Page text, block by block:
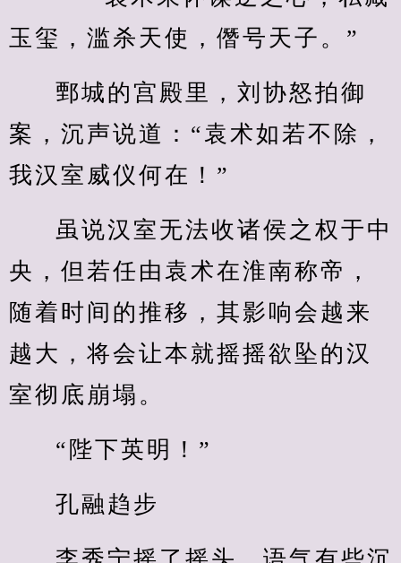
玉玺，滥杀天使，僭号天子。”
鄄城的宫殿里，刘协怒拍御
案，沉声说道：“袁术如若不除，
我汉室威仪何在！”
虽说汉室无法收诸侯之权于中
央，但若任由袁术在淮南称帝，
随着时间的推移，其影响会越来
越大，将会让本就摇摇欲坠的汉
室彻底崩塌。
“陛下英明！”
孔融趋步